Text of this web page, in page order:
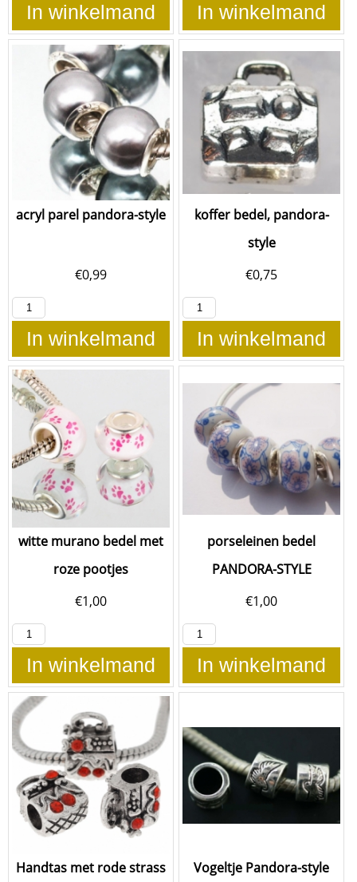
In winkelmand In winkelmand
acryl parel pandora-style
€0,99
In winkelmand
koffer bedel, pandora-
style
€0,75
In winkelmand
witte murano bedel met
roze pootjes
€1,00
In winkelmand
porseleinen bedel
PANDORA-STYLE
€1,00
In winkelmand
Handtas met rode strass
Vogeltje Pandora-style